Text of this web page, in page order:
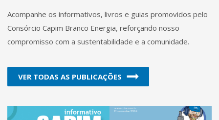
Acompanhe os informativos, livros e guias promovidos pelo
Consórcio Capim Branco Energia, reforçando nosso
compromisso com a sustentabilidade e a comunidade.
VER TODAS AS PUBLICAÇÕES